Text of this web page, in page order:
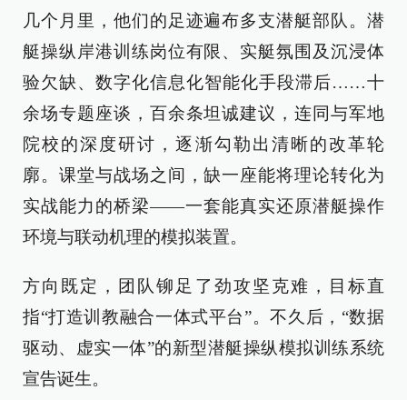
几个月里，他们的足迹遍布多支潜艇部队。潜
艇操纵岸港训练岗位有限、实艇氛围及沉浸体
验欠缺、数字化信息化智能化手段滞后……十
余场专题座谈，百余条坦诚建议，连同与军地
院校的深度研讨，逐渐勾勒出清晰的改革轮
廓。课堂与战场之间，缺一座能将理论转化为
实战能力的桥梁——一套能真实还原潜艇操作
环境与联动机理的模拟装置。
方向既定，团队铆足了劲攻坚克难，目标直
指“打造训教融合一体式平台”。不久后，“数据
驱动、虚实一体”的新型潜艇操纵模拟训练系统
宣告诞生。